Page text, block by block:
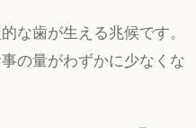
な歯が生える兆候です。
の量がわずかに少なくな